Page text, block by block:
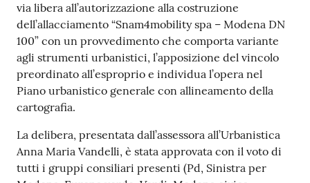
via libera all’autorizzazione alla costruzione
dell’allacciamento “Snam4mobility spa – Modena DN
100” con un provvedimento che comporta variante
agli strumenti urbanistici, l’apposizione del vincolo
preordinato all’esproprio e individua l’opera nel
Piano urbanistico generale con allineamento della
cartografia.
La delibera, presentata dall’assessora all’Urbanistica
Anna Maria Vandelli, è stata approvata con il voto di
tutti i gruppi consiliari presenti (Pd, Sinistra per